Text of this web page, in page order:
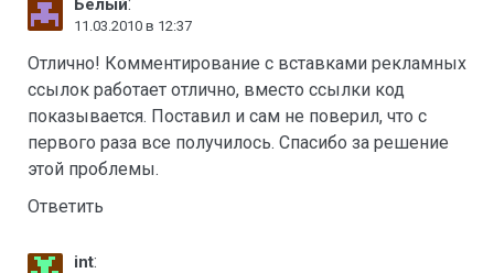
Белый
11.03.2010 в 12:37
Отлично! Комментирование с вставками рекламных
ссылок работает отлично, вместо ссылки код
показывается. Поставил и сам не поверил, что с
первого раза все получилось. Спасибо за решение
этой проблемы.
Ответить
int: